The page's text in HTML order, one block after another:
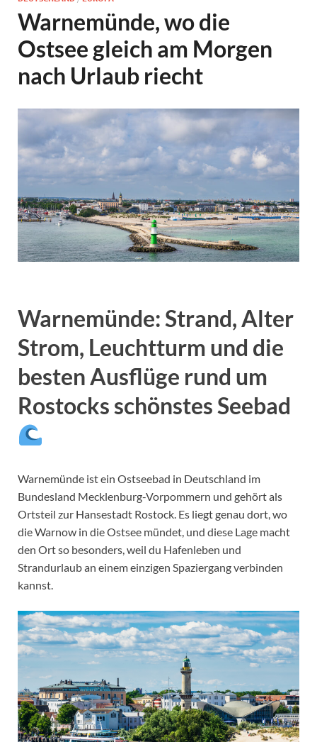
Warnemünde, wo die
Ostsee gleich am Morgen
nach Urlaub riecht
Warnemünde: Strand, Alter
Strom, Leuchtturm und die
besten Ausflüge rund um
Rostocks schönstes Seebad
Warnemünde ist ein Ostseebad in Deutschland im
Bundesland Mecklenburg-Vorpommern und gehört als
Ortsteil zur Hansestadt Rostock. Es liegt genau dort, wo
die Warnow in die Ostsee mündet, und diese Lage macht
den Ort so besonders, weil du Hafenleben und
Strandurlaub an einem einzigen Spaziergang verbinden
kannst.